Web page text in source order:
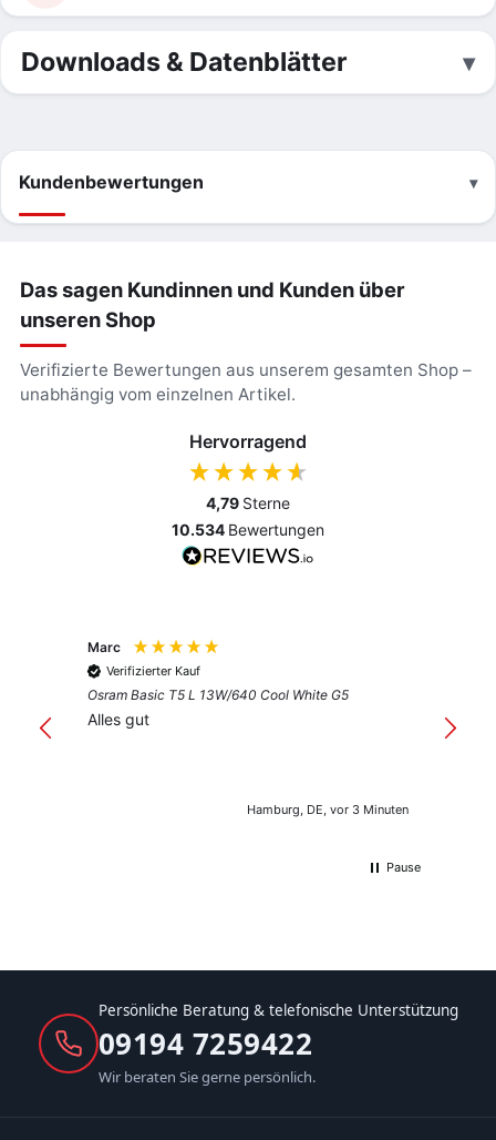
Downloads & Datenblätter
Kundenbewertungen
Das sagen Kundinnen und Kunden über
unseren Shop
Verifizierte Bewertungen aus unserem gesamten Shop –
unabhängig vom einzelnen Artikel.
Hervorragend
4,79 Sterne
10.534 Bewertungen
Marc
Verifizierter Kauf
Osram Basic T5 L 13W/640 Cool White G5
Alles gut
Hamburg, DE, vor 3 Minuten
Pause
Persönliche Beratung & telefonische Unterstützung
09194 7259422
Wir beraten Sie gerne persönlich.